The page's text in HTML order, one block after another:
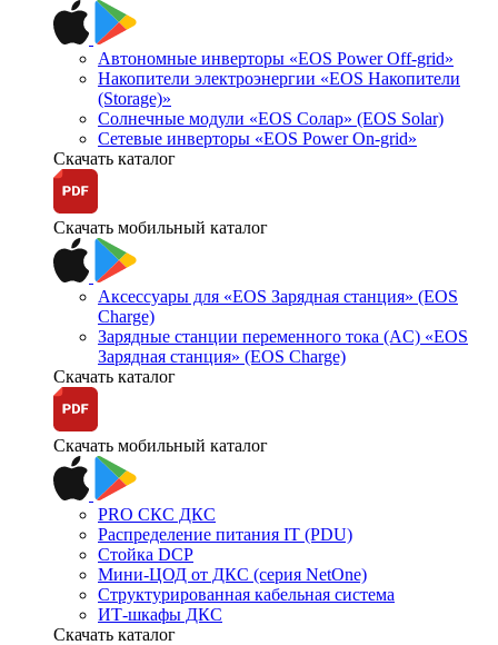
Автономные инверторы «EOS Power Off-grid»
Накопители электроэнергии «EOS Накопители
(Storage)»
Солнечные модули «EOS Солар» (EOS Solar)
Сетевые инверторы «EOS Power On-grid»
Скачать каталог
Скачать мобильный каталог
Аксессуары для «EOS Зарядная станция» (EOS
Charge)
Зарядные станции переменного тока (AC) «EOS
Зарядная станция» (EOS Charge)
Скачать каталог
Скачать мобильный каталог
PRO СКС ДКС
Распределение питания IT (PDU)
Стойка DCP
Мини-ЦОД от ДКС (серия NetOne)
Структурированная кабельная система
ИТ-шкафы ДКС
Скачать каталог